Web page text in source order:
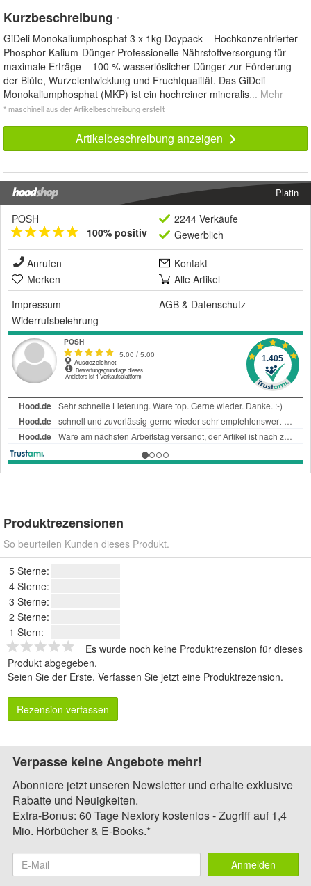
Kurzbeschreibung *
GiDeli Monokaliumphosphat 3 x 1kg Doypack – Hochkonzentrierter
Phosphor-Kalium-Dünger Professionelle Nährstoffversorgung für
maximale Erträge – 100 % wasserlöslicher Dünger zur Förderung
der Blüte, Wurzelentwicklung und Fruchtqualität. Das GiDeli
Monokaliumphosphat (MKP) ist ein hochreiner mineralis... Mehr
* maschinell aus der Artikelbeschreibung erstellt
Artikelbeschreibung anzeigen
Platin
POSH
100% positiv
2244 Verkäufe
Gewerblich
Anrufen
Kontakt
Merken
Alle Artikel
Impressum
AGB & Datenschutz
Widerrufsbelehrung
Produktrezensionen
So beurteilen Kunden dieses Produkt.
5 Sterne:
4 Sterne:
3 Sterne:
2 Sterne:
1 Stern:
Es wurde noch keine Produktrezension für dieses
Produkt abgegeben.
Seien Sie der Erste. Verfassen Sie jetzt eine Produktrezension.
Rezension verfassen
Verpasse keine Angebote mehr!
Abonniere jetzt unseren Newsletter und erhalte exklusive
Rabatte und Neuigkeiten.
Extra-Bonus: 60 Tage Nextory kostenlos - Zugriff auf 1,4
Mio. Hörbücher & E-Books.*
Anmelden